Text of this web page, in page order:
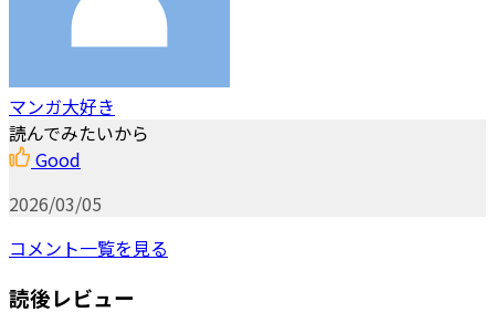
マンガ大好き
読んでみたいから
Good
2026/03/05
コメント一覧を見る
読後レビュー